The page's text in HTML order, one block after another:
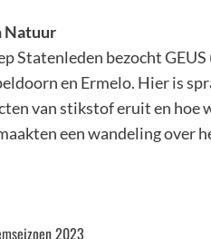
Natuur
Statenleden bezocht
en Ermelo. Hier is
van stikstof eruit en hoe
een wandeling over
2023